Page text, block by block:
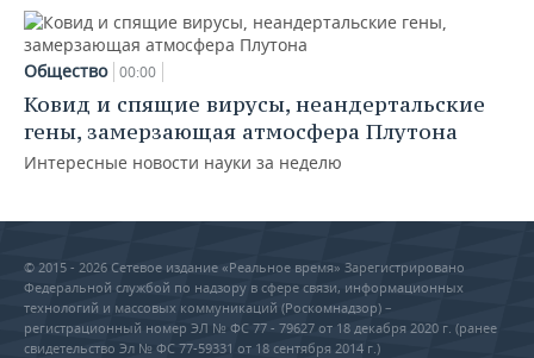
Общество 00:00
Ковид и спящие вирусы, неандертальские
гены, замерзающая атмосфера Плутона
Интересные новости науки за неделю
© 2015 - 2026 Сетевое издание «Реальное время» Зарегистрировано
Федеральной службой по надзору в сфере связи, информационных
технологий и массовых коммуникаций (Роскомнадзор) –
регистрационный номер ЭЛ № ФС 77 - 79627 от 18 декабря 2020 г. (ранее
свидетельство Эл № ФС 77-59331 от 18 сентября 2014 г.)